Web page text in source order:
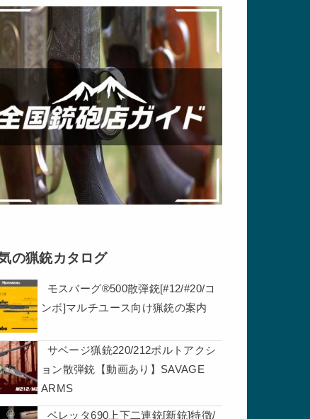
の猟銃カタログ
モスバーグ®500散弾銃[#12/#20/コ
ンボ]マルチユース向け猟銃の案内
サベージ猟銃220/212ボルトアクシ
ョン散弾銃【動画あり】SAVAGE
ARMS
ベレッタ690上下二連銃[新銃]特徴/